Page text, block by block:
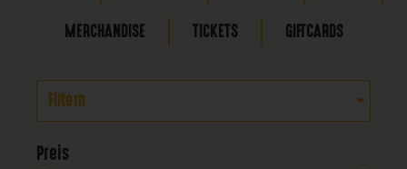
MERCHANDISE TICKETS GIFTCARDS
Filtern
Preis